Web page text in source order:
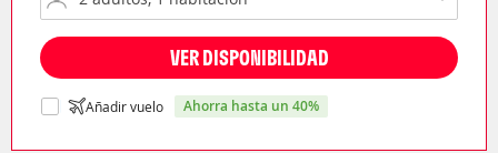
VER DISPONIBILIDAD
Añadir vuelo ahorra hasta un 40%